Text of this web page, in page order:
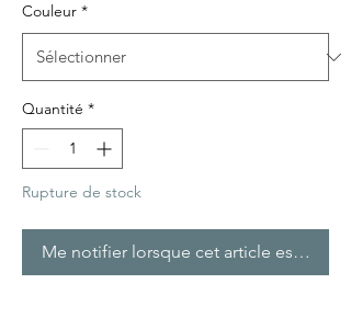
Couleur *
Quantité *
Rupture de stock
Me notifier lorsque cet article est